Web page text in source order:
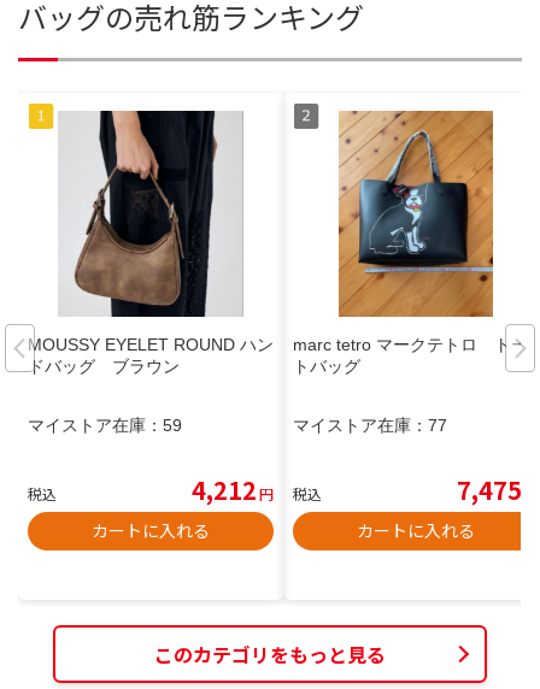
バッグの売れ筋ランキング
MOUSSY EYELET ROUND ハン
ドバッグ ブラウン
マイストア在庫： 59
税込 4,212円
カートに入れる
marc tetro マークテトロ トー
トバッグ
マイストア在庫： 77
税込 7,475
カートに入れる
このカテゴリをもっと見る